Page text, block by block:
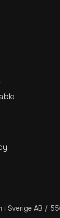
i Sverige AB /